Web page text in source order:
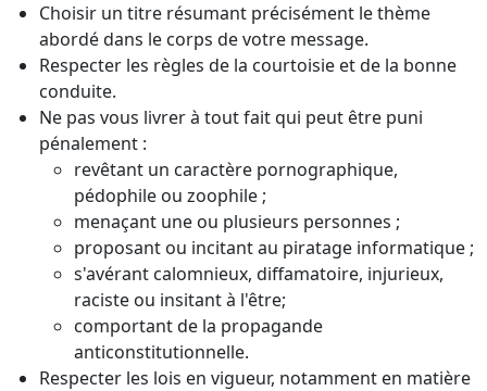
Choisir un titre résumant précisément le thème
abordé dans le corps de votre message.
Respecter les règles de la courtoisie et de la bonne
conduite.
Ne pas vous livrer à tout fait qui peut être puni
pénalement :
revêtant un caractère pornographique,
pédophile ou zoophile ;
menaçant une ou plusieurs personnes ;
proposant ou incitant au piratage informatique ;
s'avérant calomnieux, diffamatoire, injurieux,
raciste ou insitant à l'être;
comportant de la propagande
anticonstitutionnelle.
Respecter les lois en vigueur, notamment en matière